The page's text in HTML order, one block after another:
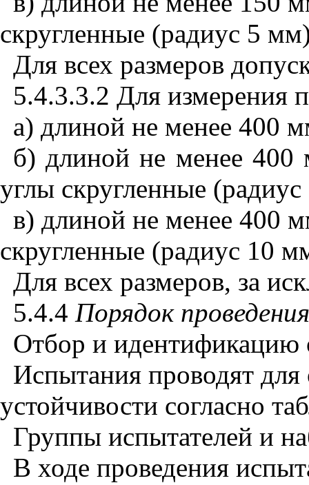
скругленные (радиус 5
Для всех размеров
5.4.3.3.2 Для измерения
а) длиной не менее 400
б) длиной не менее 400
углы скругленные
в) длиной не менее 400
скругленные (радиус 10
Для всех размеров, за
5.4.4 Порядок проведения
Отбор и идентификацию
Испытания проводят для
устойчивости согласно
Группы испытателей и
В ходе проведения